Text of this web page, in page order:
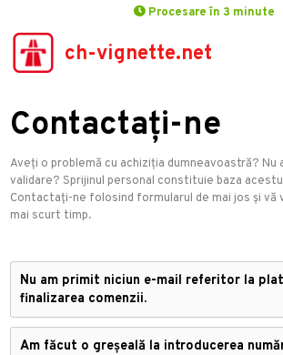
Procesare în 3 minute
ch-vignette.net
Contactați-ne
Aveți o problemă cu achiziția dumneavoastră? Nu
validare? Sprijinul personal constituie baza
Contactați-ne folosind formularul de mai jos și vă
mai scurt timp.
Nu am primit niciun e-mail referitor la
finalizarea comenzii.
Am făcut o greșeală la introducerea